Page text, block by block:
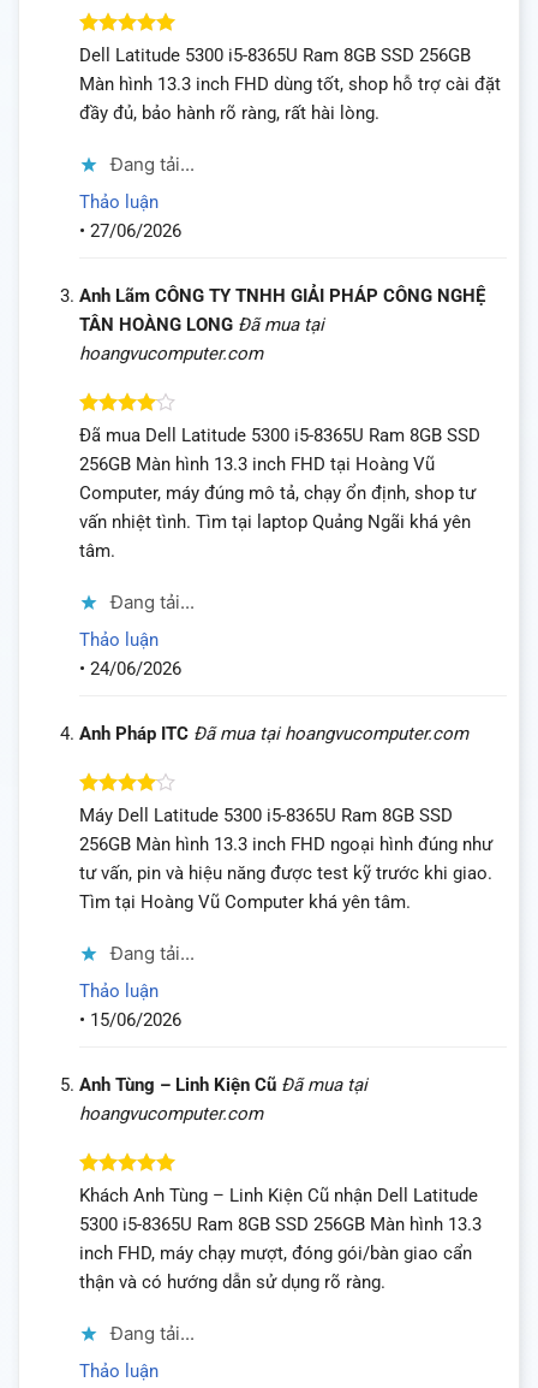
Được xếp
sao
Dell Latitude 5300 i5-8365U Ram 8GB SSD 256GB
Màn hình 13.3 inch FHD dùng tốt, shop hỗ trợ cài đặt
đầy đủ, bảo hành rõ ràng, rất hài lòng.
Đang tải...
Thảo luận
• 27/06/2026
Anh Lãm CÔNG TY TNHH GIẢI PHÁP CÔNG NGHỆ
TÂN HOÀNG LONG Đã mua tại
hoangvucomputer.com
Được
45 sao
Đã mua Dell Latitude 5300 i5-8365U Ram 8GB SSD
256GB Màn hình 13.3 inch FHD tại Hoàng Vũ
Computer, máy đúng mô tả, chạy ổn định, shop tư
vấn nhiệt tình. Tìm tại laptop Quảng Ngãi khá yên
tâm.
Đang tải...
Thảo luận
• 24/06/2026
Anh Pháp ITC Đã mua tại hoangvucomputer.com
Được
xếp hạng
45 sao
Máy Dell Latitude 5300 i5-8365U Ram 8GB SSD
256GB Màn hình 13.3 inch FHD ngoại hình đúng như
tư vấn, pin và hiệu năng được test kỹ trước khi giao.
Tìm tại Hoàng Vũ Computer khá yên tâm.
Đang tải...
Thảo luận
• 15/06/2026
Anh Tùng – Linh Kiện Cũ Đã mua tại
hoangvucomputer.com
Được xếp
sao
Khách Anh Tùng – Linh Kiện Cũ nhận Dell Latitude
5300 i5-8365U Ram 8GB SSD 256GB Màn hình 13.3
inch FHD, máy chạy mượt, đóng gói/bàn giao cẩn
thận và có hướng dẫn sử dụng rõ ràng.
Đang tải...
Thảo luận